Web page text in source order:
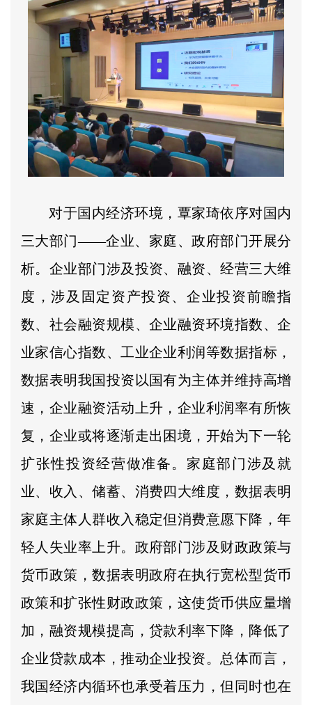
对于国内经济环境，覃家琦依序对国内
三大部门——企业、家庭、政府部门开展分
析。企业部门涉及投资、融资、经营三大维
度，涉及固定资产投资、企业投资前瞻指
数、社会融资规模、企业融资环境指数、企
业家信心指数、工业企业利润等数据指标，
数据表明我国投资以国有为主体并维持高增
速，企业融资活动上升，企业利润率有所恢
复，企业或将逐渐走出困境，开始为下一轮
扩张性投资经营做准备。家庭部门涉及就
业、收入、储蓄、消费四大维度，数据表明
家庭主体人群收入稳定但消费意愿下降，年
轻人失业率上升。政府部门涉及财政政策与
货币政策，数据表明政府在执行宽松型货币
政策和扩张性财政政策，这使货币供应量增
加，融资规模提高，贷款利率下降，降低了
企业贷款成本，推动企业投资。总体而言，
我国经济内循环也承受着压力，但同时也在